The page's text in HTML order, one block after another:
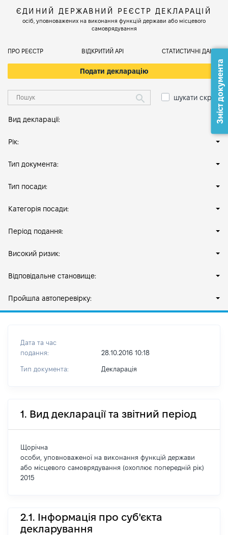
ЄДИНИЙ ДЕРЖАВНИЙ РЕЄСТР ДЕКЛАРАЦІЙ
осіб, уповноважених на виконання функцій держави або місцевого
самоврядування
ПРО РЕЄСТР ВІДКРИТИЙ АРІ СТАТИСТИЧНІ ДАНІ
Подати декларацію
шукати скрізь
Вид декларації:
Рік:
Тип документа:
Тип посади:
Категорія посади:
Період подання:
Високий ризик:
Відповідальне становище:
Пройшла автоперевірку:
Дата та час
подання:
28.10.2016 10:18
Тип документа: Декларація
1. Вид декларації та звітний період
Щорічна
особи, уповноваженої на виконання функцій держави
або місцевого самоврядування (охоплює попередній рік)
2015
2.1. Інформація про суб'єкта
декларування
Зміст документа